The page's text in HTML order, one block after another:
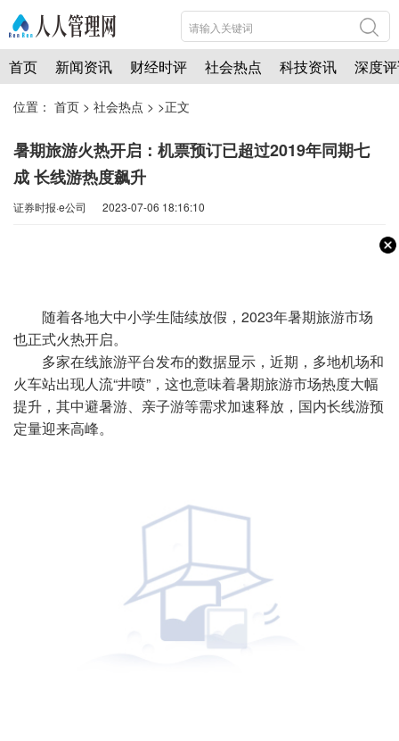
首页 新闻资讯 财经时评 社会热点 科技资讯 深度
位置： 首页 > 社会热点 > >正文
暑期旅游火热开启：机票预订已超过2019年同期七
成 长线游热度飙升
证券时报·e公司 2023-07-06 18:16:10
随着各地大中小学生陆续放假，2023年暑期旅游市场
也正式火热开启。
多家在线旅游平台发布的数据显示，近期，多地机场和
火车站出现人流“井喷”，这也意味着暑期旅游市场热度大幅
提升，其中避暑游、亲子游等需求加速释放，国内长线游预
定量迎来高峰。